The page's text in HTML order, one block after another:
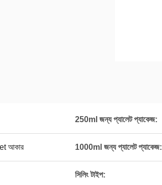
250ml জন্য প্যালেট প্যাকেজ:
আকার 1000ml জন্য প্যালেট প্যাকেজ:
সিলিং টাইপ: